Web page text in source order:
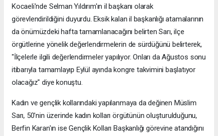
Kocaeli'nde Selman Yıldırım'ın il başkanı olarak
görevlendirildiğini duyurdu. Eksik kalan il başkanlığı atamalarının
da önümüzdeki hafta tamamlanacağını belirten Sarı, ilçe
örgütlerine yönelik değerlendirmelerin de sürdüğünü belirterek,
"İlçelerle ilgili değerlendirmeler yapılıyor. Onları da Ağustos sonu
itibarıyla tamamlayıp Eylül ayında kongre takvimini başlatıyor
olacağız" diye konuştu.
Kadın ve gençlik kollarındaki yapılanmaya da değinen Müslim
Sarı, 50'nin üzerinde kadın kolları örgütünün oluşturulduğunu,
Berfin Karan'ın ise Gençlik Kolları Başkanlığı görevine atandığını